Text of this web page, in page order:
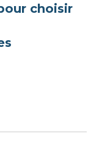
choisir